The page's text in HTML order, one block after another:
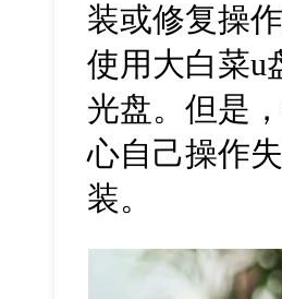
装或修复操
使用大白菜u
光盘。但是
心自己操作
装。